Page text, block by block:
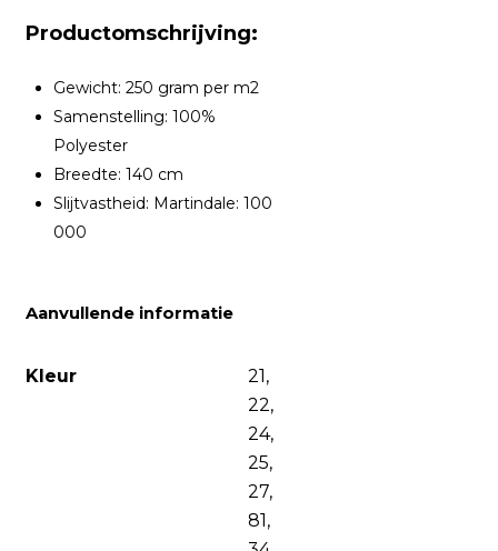
Productomschrijving:
Gewicht: 250 gram per m2
Samenstelling: 100%
Polyester
Breedte: 140 cm
Slijtvastheid: Martindale: 100
000
Aanvullende informatie
Kleur
21,
22,
24,
25,
27,
81,